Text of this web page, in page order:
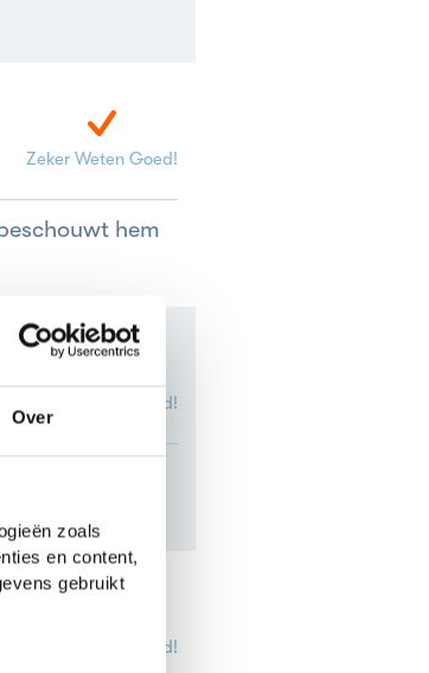
Over
zoals
en content,
gebruikt
Zeker Weten Goed!
hem
Zeker Weten Goed!
te
Zeker Weten Goed!